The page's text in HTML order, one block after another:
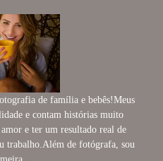
de família e bebês!Meus
e contam histórias muito
e ter um resultado real de
trabalho.Além de fotógrafa, sou